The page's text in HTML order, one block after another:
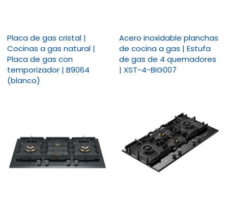
Placa de gas cristal |
Cocinas a gas natural |
Placa de gas con
temporizador | B9064
(blanco)
Acero inoxidable planchas
de cocina a gas | Estufa
de gas de 4 quemadores
| XST-4-BIG007